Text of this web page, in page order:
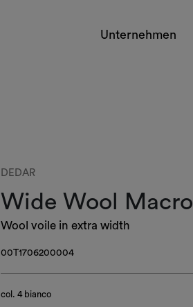
Unternehmen
DEDAR
Wide Wool Macro
Wool voile in extra width
00T1706200004
col. 4 bianco